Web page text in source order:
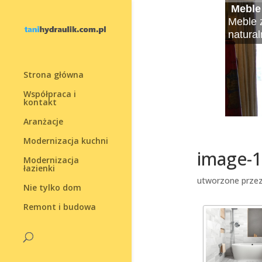
Strona główna
Współpraca i
kontakt
Aranżacje
Modernizacja kuchni
Modernizacja
łazienki
Nie tylko dom
Remont i budowa
Meble
Jak
Rolety
który
Okna,
też
Jak
Mały
image-
utworzone przez